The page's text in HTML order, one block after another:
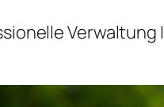
Verwaltung